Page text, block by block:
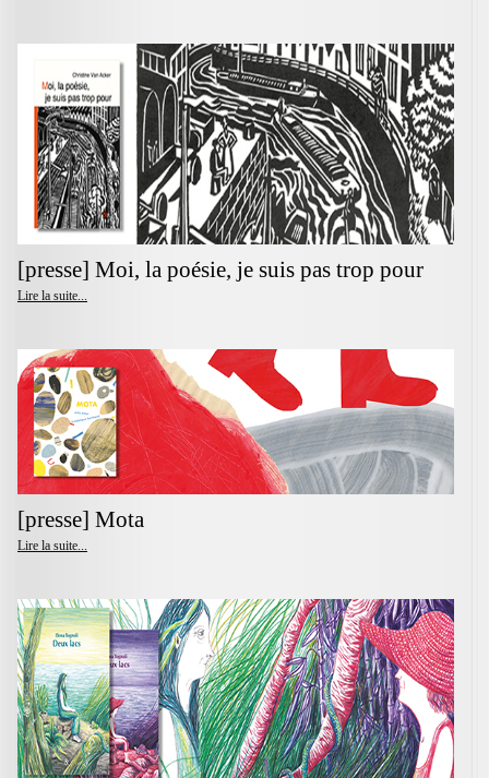
[presse] Moi, la poésie, je suis pas trop pour
Lire la suite...
[presse] Mota
Lire la suite...